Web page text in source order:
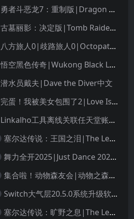
勇者斗恶龙7：重制版|Dragon Quest VII Reimagined中文
古墓丽影：决定版|Tomb Raider: Definitive Edition中文
八方旅人0|歧路旅人0|Octopath Traveler 0中文
悟空黑色传奇|Wukong Black Legend
潜水员戴夫|Dave the Diver中文
完蛋！我被美女包围了2|Love Is All Around 2中文
Linkalho工具离线关联任天堂账户教程
塞尔达传说：王国之泪|The Legend of Zelda: Tears of the Kingdom中文
舞力全开2025|Just Dance 2025中文
集合啦！动物森友会|动物之森|Animal Crossing: New Horizons中文
Switch大气层20.5.0系统升级软硬破通用教程
塞尔达传说：旷野之息|The Legend of Zelda: Breath of the Wild中文